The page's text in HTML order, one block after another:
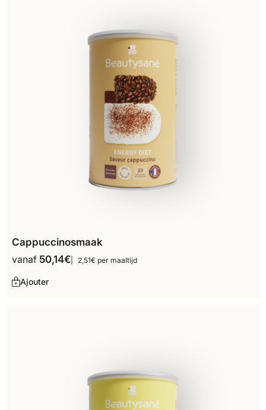
Cappuccinosmaak
vanaf 50,14€ 2,51€ per maaltijd
Ajouter